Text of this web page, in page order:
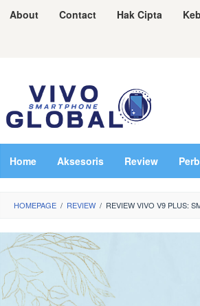
About Contact Hak Cipta
Home Aksesoris Review
HOMEPAGE / REVIEW / REVIEW VIVO V9 PLUS: